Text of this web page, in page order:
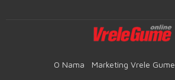
O Nama Marketing Vrele Gume